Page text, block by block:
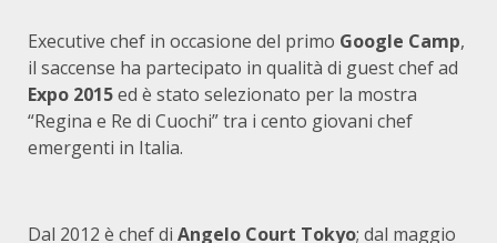
Executive chef in occasione del primo Google Camp,
il saccense ha partecipato in qualità di guest chef ad
Expo 2015ed è stato selezionato per la mostra
“Regina e Re di Cuochi” tra i cento giovani chef
emergenti in Italia.
Dal 2012 è chef di Angelo Court Tokyo; dal maggio